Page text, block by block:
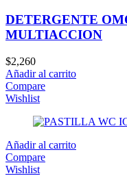
DETERGENTE
MULTIACCION
$2,260
Añadir al carrito
Compare
Wishlist
Añadir al carrito
Compare
Wishlist